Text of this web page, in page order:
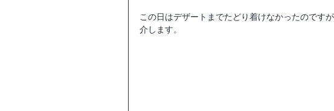
この日はデザートまでたどり着けなかったのです
介します。